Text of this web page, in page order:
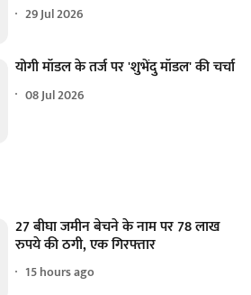
29 Jul 2026
योगी मॉडल के तर्ज पर 'शुभेंदु मॉडल' की चर्चा
08 Jul 2026
27 बीघा जमीन बेचने के नाम पर 78 लाख
रुपये की ठगी, एक गिरफ्तार
15 hours ago